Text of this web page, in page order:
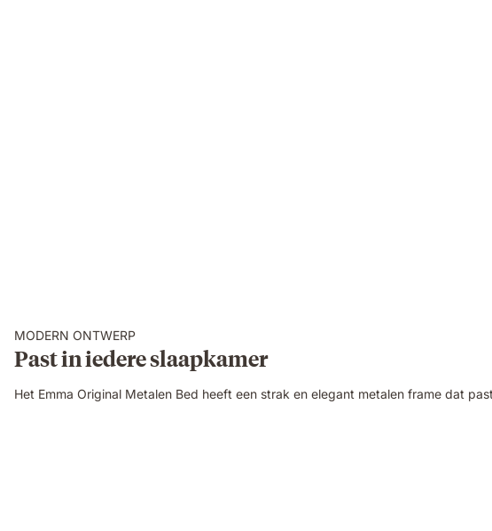
MODERN ONTWERP
Past in iedere slaapkamer
Het Emma Original Metalen Bed heeft een strak en elegant metalen frame dat